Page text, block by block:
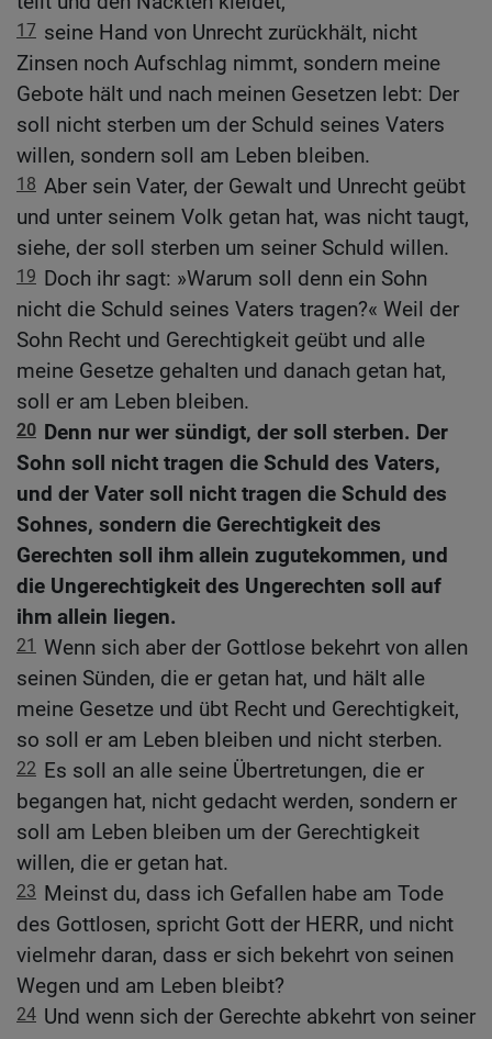
17 seine Hand von Unrecht zurückhält, nicht
Zinsen noch Aufschlag nimmt, sondern meine
Gebote hält und nach meinen Gesetzen lebt: Der
soll nicht sterben um der Schuld seines Vaters
willen, sondern soll am Leben bleiben.
18 Aber sein Vater, der Gewalt und Unrecht geübt
und unter seinem Volk getan hat, was nicht taugt,
siehe, der soll sterben um seiner Schuld willen.
19 Doch ihr sagt: »Warum soll denn ein Sohn
nicht die Schuld seines Vaters tragen?« Weil der
Sohn Recht und Gerechtigkeit geübt und alle
meine Gesetze gehalten und danach getan hat,
soll er am Leben bleiben.
20 Denn nur wer sündigt, der soll sterben. Der
Sohn soll nicht tragen die Schuld des Vaters,
und der Vater soll nicht tragen die Schuld des
Sohnes, sondern die Gerechtigkeit des
Gerechten soll ihm allein zugutekommen, und
die Ungerechtigkeit des Ungerechten soll auf
ihm allein liegen.
21 Wenn sich aber der Gottlose bekehrt von allen
seinen Sünden, die er getan hat, und hält alle
meine Gesetze und übt Recht und Gerechtigkeit,
so soll er am Leben bleiben und nicht sterben.
22 Es soll an alle seine Übertretungen, die er
begangen hat, nicht gedacht werden, sondern er
soll am Leben bleiben um der Gerechtigkeit
willen, die er getan hat.
23 Meinst du, dass ich Gefallen habe am Tode
des Gottlosen, spricht Gott der HERR, und nicht
vielmehr daran, dass er sich bekehrt von seinen
Wegen und am Leben bleibt?
24 Und wenn sich der Gerechte abkehrt von seiner